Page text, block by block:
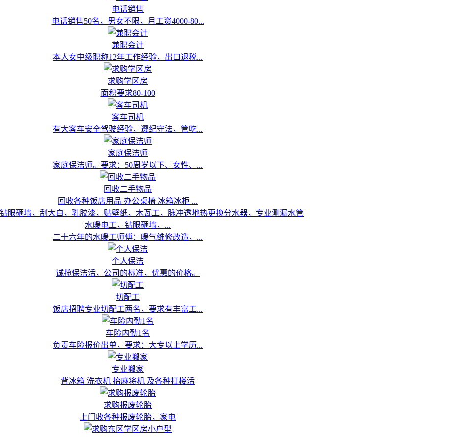
电话销售
电话销售50名，男女不限，月工资4000-80...
兼职会计
本人女中级职称12年工作经验，出口退税...
求购学区房
面积要求80-100
客车司机
有大客车安全驾驶经验，遵纪守法，管吃...
家庭保洁师
家庭保洁师。要求：50周岁以下、女性、...
回收二手物品
回收各种饭店用品 办公桌椅 冰箱冰柜 ...
水暖电工，钻眼砸墙，...
二十六年的水暖工师傅：暖气维修改造，...
个人保洁
诚揽保洁活，公司的标准，优惠的价格。
切配工
饭店招聘专业切配工两名，要求有丰富工...
车险内勤1名
负责车险报价出单，要求：大专以上学历...
专业搬家
背冰箱 洗衣机 抬麻将机 及各种扛楼活
求购报废轮胎
上门收各种报废轮胎，家电